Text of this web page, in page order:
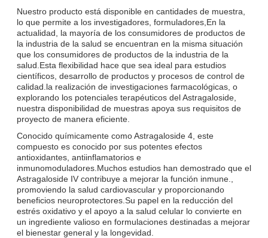
Nuestro producto está disponible en cantidades de muestra,
lo que permite a los investigadores, formuladores,En la
actualidad, la mayoría de los consumidores de productos de
la industria de la salud se encuentran en la misma situación
que los consumidores de productos de la industria de la
salud.Esta flexibilidad hace que sea ideal para estudios
científicos, desarrollo de productos y procesos de control de
calidad.la realización de investigaciones farmacológicas, o
explorando los potenciales terapéuticos del Astragaloside,
nuestra disponibilidad de muestras apoya sus requisitos de
proyecto de manera eficiente.
Conocido químicamente como Astragaloside 4, este
compuesto es conocido por sus potentes efectos
antioxidantes, antiinflamatorios e
inmunomoduladores.Muchos estudios han demostrado que el
Astragaloside IV contribuye a mejorar la función inmune.,
promoviendo la salud cardiovascular y proporcionando
beneficios neuroprotectores.Su papel en la reducción del
estrés oxidativo y el apoyo a la salud celular lo convierte en
un ingrediente valioso en formulaciones destinadas a mejorar
el bienestar general y la longevidad.